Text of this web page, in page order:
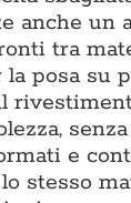
anche un
tra
posa su
e
stesso